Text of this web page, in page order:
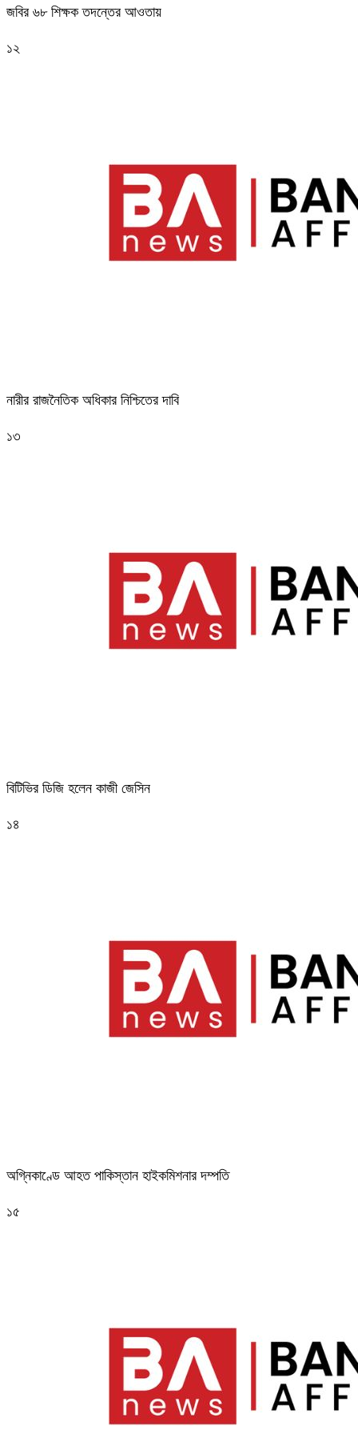
জবির ৬৮ শিক্ষক তদন্তের আওতায়
১২
নারীর রাজনৈতিক অধিকার নিশ্চিতের দাবি
১৩
বিটিভির ডিজি হলেন কাজী জেসিন
১৪
অগ্নিকাণ্ডে আহত পাকিস্তান হাইকমিশনার দম্পতি
১৫